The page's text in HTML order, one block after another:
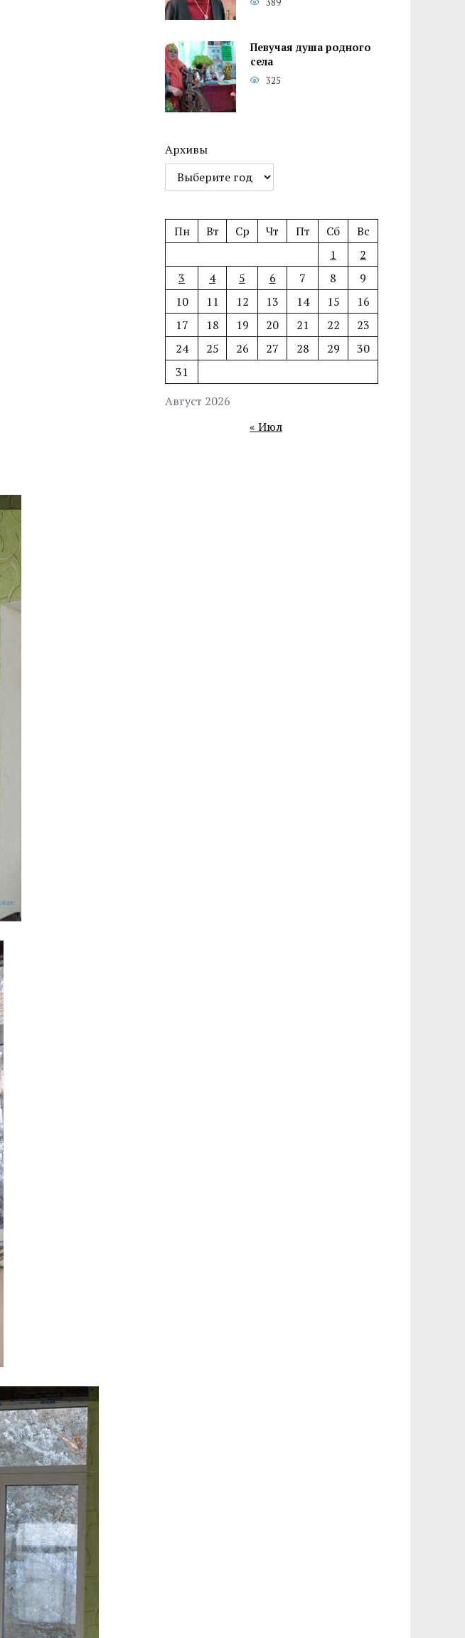
Певучая душа родного
села
325
Архивы
Август 2026
Пн Вт Ср Чт Пт Сб
Вс
1
2
3
4 5 6 7 8
9
10
11 12 13 14 15
16
17
18 19 20 21 22
23
24
25 26 27 28 29
30
31
« Июл